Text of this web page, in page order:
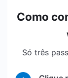
Como
Só três